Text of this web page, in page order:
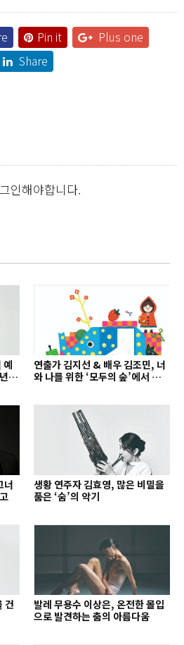
Pin it
Plus one
Share
인해야합니다.
예
간
연출가 김지선 & 배우 김조민, 너
와 나를 위한 ‘모두의 숲’에서 만나
너
생황 연주자 김효영, 많은 비밀을
품은 ‘숨’의 악기
건
발레 무용수 이상은, 온전한 몰입
으로 발견하는 춤의 아름다움